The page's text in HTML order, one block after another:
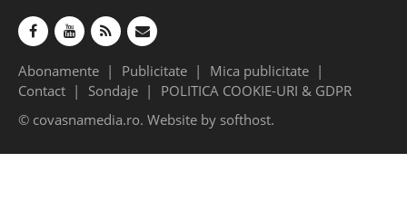
Abonamente Publicitate
Mica publicitate
Contact
Sondaje
POLITICA COOKIE-URI & GDPR
© covasnamedia.ro. Website by softhost.